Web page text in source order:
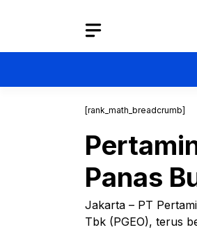
[rank_math_breadcrumb]
Panas
Jakarta – PT
Tbk (PGEO), terus